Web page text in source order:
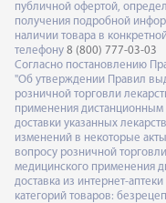
публичной офертой,
получения подробной
наличии товара в
телефону 8 (800) 777-03-03
Согласно постановлению
"Об утверждении Правил
розничной торговли
применения дистанционным
доставки указанных
изменений в некоторые
вопросу розничной
медицинского применения
доставка из интернет-
категорий товаров: